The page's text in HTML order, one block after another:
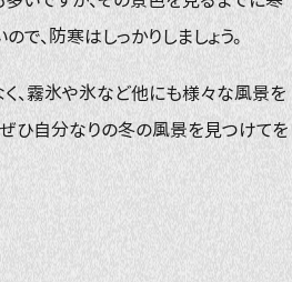
で、防寒はしっかりしましょう。
、霧氷や氷など他にも様々な風景を
ぜひ自分なりの冬の風景を見つけてを